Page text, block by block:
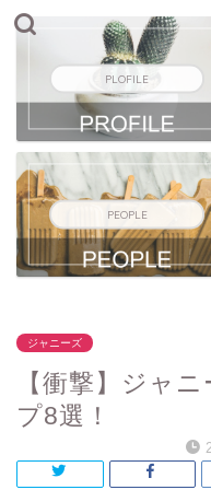
PLOFILE
PEOPLE
ジャニーズ
【衝撃】ジャ
プ8選！